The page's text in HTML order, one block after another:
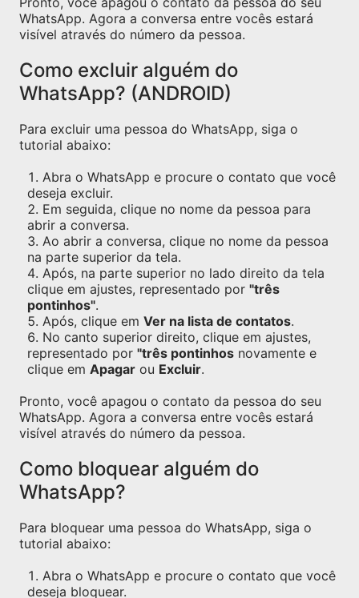
WhatsApp. Agora a conversa entre vocês estará
visível através do número da pessoa.
Como excluir alguém do
WhatsApp? (ANDROID)
Para excluir uma pessoa do WhatsApp, siga o
tutorial abaixo:
Abra o WhatsApp e procure o contato que você
deseja excluir.
Em seguida, clique no nome da pessoa para
abrir a conversa.
Ao abrir a conversa, clique no nome da pessoa
na parte superior da tela.
Após, na parte superior no lado direito da tela
clique em ajustes, representado por "três
pontinhos".
Após, clique em Ver na lista de contatos.
No canto superior direito, clique em ajustes,
representado por "três pontinhos novamente e
clique em Apagar ou Excluir.
Pronto, você apagou o contato da pessoa do seu
WhatsApp. Agora a conversa entre vocês estará
visível através do número da pessoa.
Como bloquear alguém do
WhatsApp?
Para bloquear uma pessoa do WhatsApp, siga o
tutorial abaixo:
Abra o WhatsApp e procure o contato que você
deseja bloquear.